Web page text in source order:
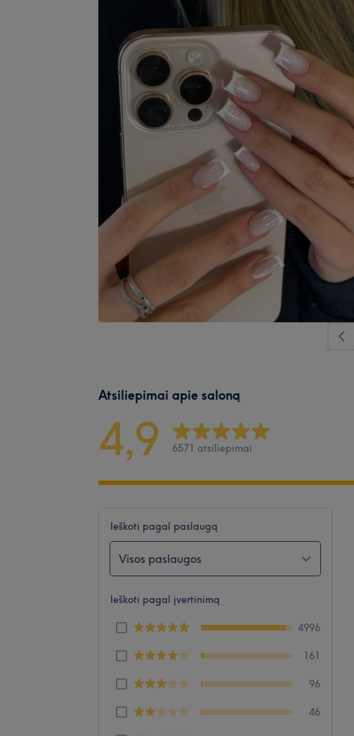
Atsiliepimai apie saloną
4,9 6571 atsiliepimai
Ieškoti pagal paslaugą
Visos paslaugos
Ieškoti pagal įvertinimą
4996
161
96
46